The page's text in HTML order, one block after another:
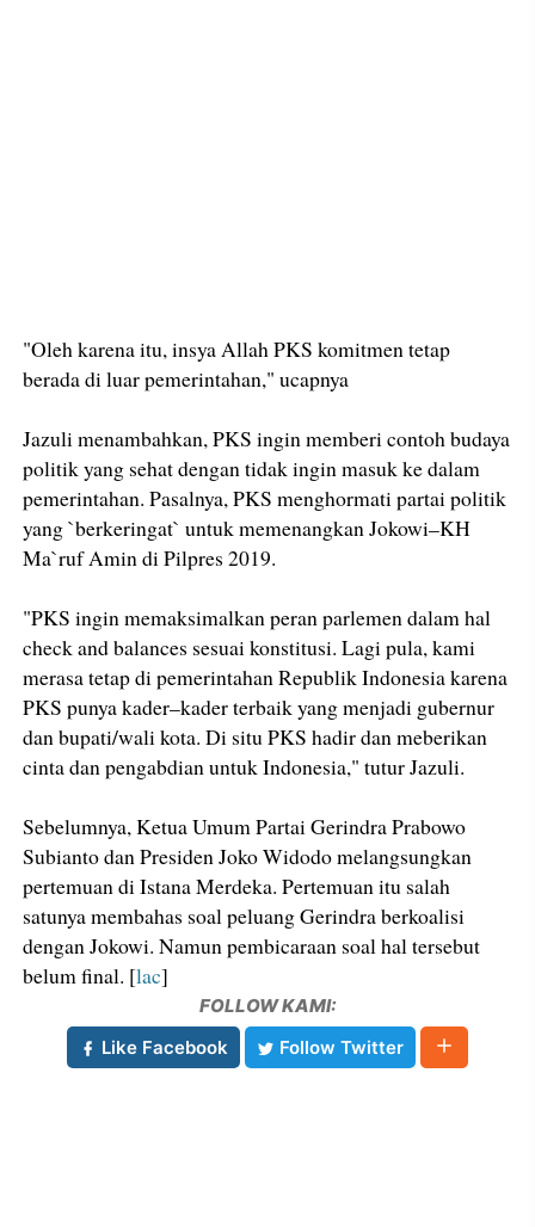
"Oleh karena itu, insya Allah PKS komitmen tetap
berada di luar pemerintahan," ucapnya
Jazuli menambahkan, PKS ingin memberi contoh budaya
politik yang sehat dengan tidak ingin masuk ke dalam
pemerintahan. Pasalnya, PKS menghormati partai politik
yang `berkeringat` untuk memenangkan Jokowi–KH
Ma`ruf Amin di Pilpres 2019.
"PKS ingin memaksimalkan peran parlemen dalam hal
check and balances sesuai konstitusi. Lagi pula, kami
merasa tetap di pemerintahan Republik Indonesia karena
PKS punya kader–kader terbaik yang menjadi gubernur
dan bupati/wali kota. Di situ PKS hadir dan meberikan
cinta dan pengabdian untuk Indonesia," tutur Jazuli.
Sebelumnya, Ketua Umum Partai Gerindra Prabowo
Subianto dan Presiden Joko Widodo melangsungkan
pertemuan di Istana Merdeka. Pertemuan itu salah
satunya membahas soal peluang Gerindra berkoalisi
dengan Jokowi. Namun pembicaraan soal hal tersebut
belum final. [lac]
FOLLOW KAMI:
Like Facebook
Follow Twitter